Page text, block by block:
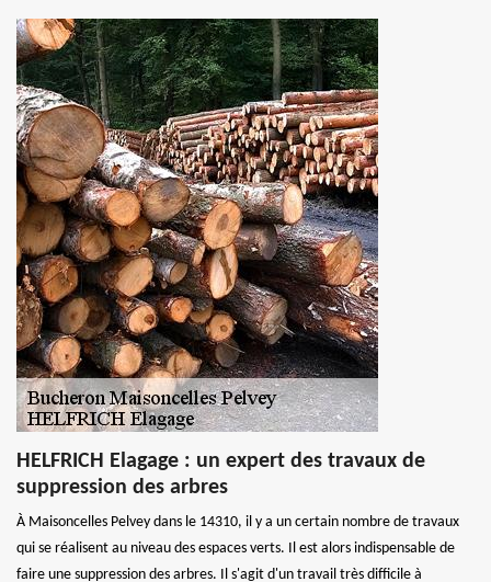
HELFRICH Elagage : un expert des travaux de
suppression des arbres
À Maisoncelles Pelvey dans le 14310, il y a un certain nombre de travaux
qui se réalisent au niveau des espaces verts. Il est alors indispensable de
faire une suppression des arbres. Il s'agit d'un travail très difficile à